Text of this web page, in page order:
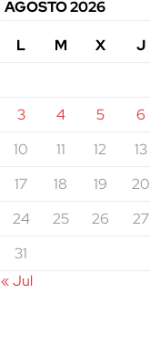
AGOSTO 2026
L
M X J
3
4 5 6
10
11 12 13
17
18 19 20
24
25 26 27
31
« Jul